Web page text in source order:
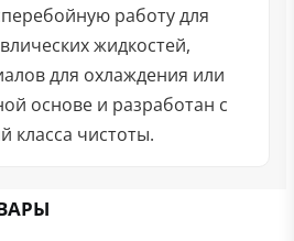
работу для
жидкостей,
для охлаждения или
основе и разработан с
класса чистоты.